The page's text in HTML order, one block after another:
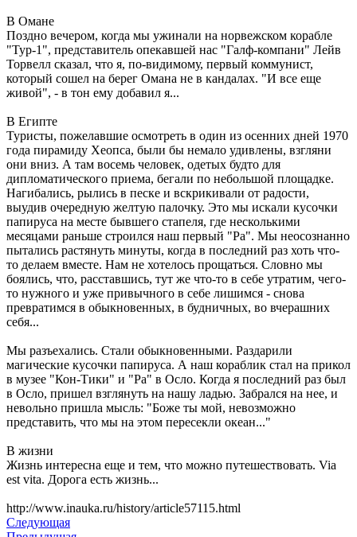
В Омане
Поздно вечером, когда мы ужинали на норвежском корабле
"Тур-1", представитель опекавшей нас "Галф-компани" Лейв
Торвелл сказал, что я, по-видимому, первый коммунист,
который сошел на берег Омана не в кандалах. "И все еще
живой", - в тон ему добавил я...
В Египте
Туристы, пожелавшие осмотреть в один из осенних дней 1970
года пирамиду Хеопса, были бы немало удивлены, взгляни
они вниз. А там восемь человек, одетых будто для
дипломатического приема, бегали по небольшой площадке.
Нагибались, рылись в песке и вскрикивали от радости,
выудив очередную желтую палочку. Это мы искали кусочки
папируса на месте бывшего стапеля, где несколькими
месяцами раньше строился наш первый "Ра". Мы неосознанно
пытались растянуть минуты, когда в последний раз хоть что-
то делаем вместе. Нам не хотелось прощаться. Словно мы
боялись, что, расставшись, тут же что-то в себе утратим, чего-
то нужного и уже привычного в себе лишимся - снова
превратимся в обыкновенных, в будничных, во вчерашних
себя...
Мы разъехались. Стали обыкновенными. Раздарили
магические кусочки папируса. А наш кораблик стал на прикол
в музее "Кон-Тики" и "Ра" в Осло. Когда я последний раз был
в Осло, пришел взглянуть на нашу ладью. Забрался на нее, и
невольно пришла мысль: "Боже ты мой, невозможно
представить, что мы на этом пересекли океан..."
В жизни
Жизнь интересна еще и тем, что можно путешествовать. Via
est vita. Дорога есть жизнь...
http://www.inauka.ru/history/article57115.html
Следующая